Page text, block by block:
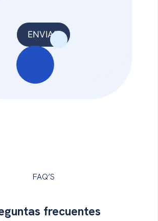
FAQ’S
frecuentes